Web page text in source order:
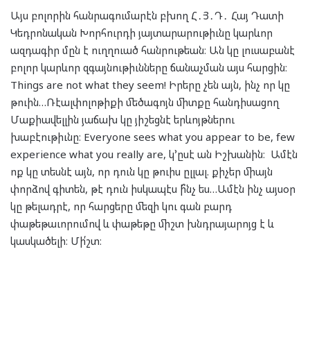
Այս բոլորին հանրագումարէն բխող Հ․Յ․Դ․ Հայ Դատի
Կեդրոնական Խորհուրդի յայտարարութիւնը կարևոր
ազդագիր մըն է ուղղուած հանրութեան։ Ան կը լուսաբանէ
բոլոր կարևոր զգայնութիւնները ճանաչման այս հարցին։
Things are not what they seem! Իրերը չեն այն, ինչ որ կը
թուին…Ռէալփոլոթիքի մեծագոյն միտքը հանդիսացող
Մաքիավելլին յաճախ կը յիշեցնէ երևոյթներու
խաբէութիւնը։ Everyone sees what you appear to be, few
experience what you really are, կ՚ըսէ ան Իշխանին։ Ամէն
ոք կը տեսնէ այն, որ դուն կը թուիս ըլլալ. քիչեր միայն
փորձով գիտեն, թէ դուն իսկապէս ի՞նչ ես…Ամէն ինչ այսօր
կը թելադրէ, որ հարցերը մեզի կու գան բարդ
փաթեթաւորումով և փաթեթը միշտ խնդրայարոյց է և
կասկածելի։ Մի՛շտ։